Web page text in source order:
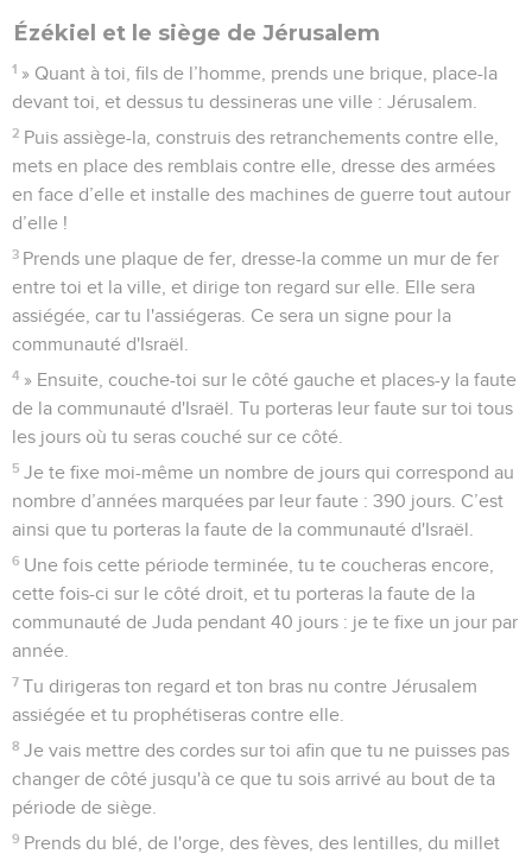
Ézékiel et le siège de Jérusalem
1 » Quant à toi, fils de l’homme, prends une brique, place-la
devant toi, et dessus tu dessineras une ville : Jérusalem.
2 Puis assiège-la, construis des retranchements contre elle,
mets en place des remblais contre elle, dresse des armées
en face d’elle et installe des machines de guerre tout autour
d’elle !
3 Prends une plaque de fer, dresse-la comme un mur de fer
entre toi et la ville, et dirige ton regard sur elle. Elle sera
assiégée, car tu l'assiégeras. Ce sera un signe pour la
communauté d'Israël.
4 » Ensuite, couche-toi sur le côté gauche et places-y la faute
de la communauté d'Israël. Tu porteras leur faute sur toi tous
les jours où tu seras couché sur ce côté.
5 Je te fixe moi-même un nombre de jours qui correspond au
nombre d’années marquées par leur faute : 390 jours. C’est
ainsi que tu porteras la faute de la communauté d'Israël.
6 Une fois cette période terminée, tu te coucheras encore,
cette fois-ci sur le côté droit, et tu porteras la faute de la
communauté de Juda pendant 40 jours : je te fixe un jour par
année.
7 Tu dirigeras ton regard et ton bras nu contre Jérusalem
assiégée et tu prophétiseras contre elle.
8 Je vais mettre des cordes sur toi afin que tu ne puisses pas
changer de côté jusqu'à ce que tu sois arrivé au bout de ta
période de siège.
9 Prends du blé, de l'orge, des fèves, des lentilles, du millet